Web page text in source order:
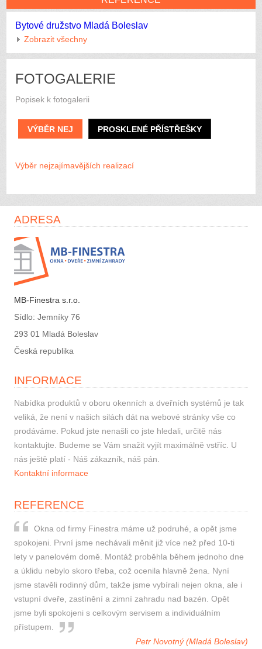
Bytové družstvo Mladá Boleslav
Zobrazit všechny
FOTOGALERIE
Popisek k fotogalerii
VÝBĚR NEJ PROSKLENÉ PŘÍSTŘEŠKY
Výběr nejzajímavějších realizací
ADRESA
MB-Finestra s.r.o.
Sídlo: Jemníky 76
293 01 Mladá Boleslav
Česká republika
INFORMACE
Nabídka produktů v oboru okenních a dveřních systémů je tak
veliká, že není v našich silách dát na webové stránky vše co
prodáváme. Pokud jste nenašli co jste hledali, určitě nás
kontaktujte. Budeme se Vám snažit vyjít maximálně vstříc. U
nás ještě platí - Náš zákazník, náš pán.
Kontaktní informace
REFERENCE
Okna od firmy Finestra máme už podruhé, a opět jsme
spokojeni. První jsme nechávali měnit již více než před 10-ti
lety v panelovém domě. Montáž proběhla během jednoho dne
a úklidu nebylo skoro třeba, což ocenila hlavně žena. Nyní
jsme stavěli rodinný dům, takže jsme vybírali nejen okna, ale i
vstupní dveře, zastínění a zimní zahradu nad bazén. Opět
jsme byli spokojeni s celkovým servisem a individuálním
přístupem.
Petr Novotný (Mladá Boleslav)